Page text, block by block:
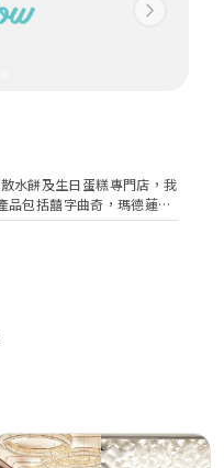
Next
水餅及生日蛋糕專門店，我
品包括囍字曲奇，瑪德蓮等
貼紙，獨立包裝囍餅方便派